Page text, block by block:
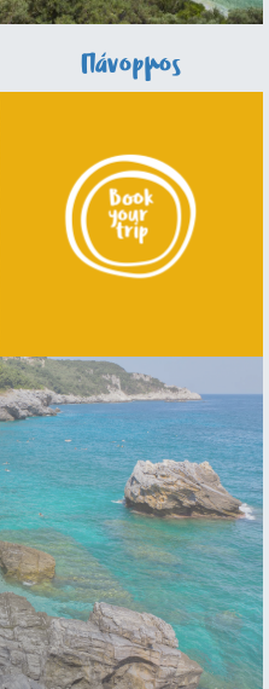
Πάνορμος